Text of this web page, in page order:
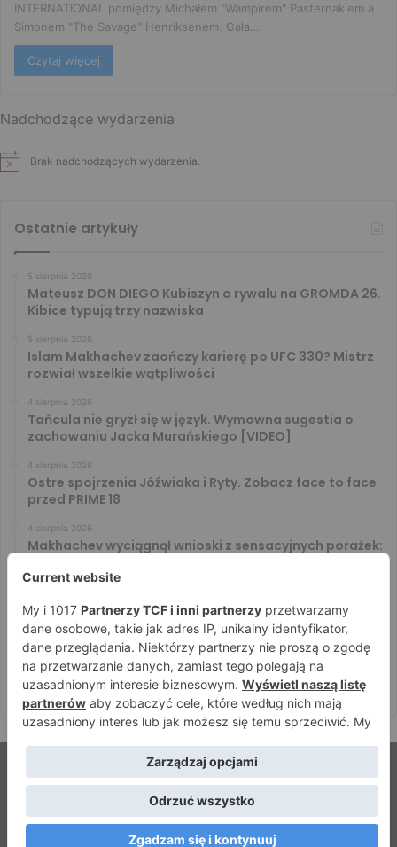
INTERNATIONAL pomiędzy Michałem "Wampirem" Pasternakiem a
Simonem "The Savage" Henriksenem. Gala…
Czytaj więcej
Nadchodzące wydarzenia
Brak nadchodzących wydarzenia.
Ostatnie artykuły
5 sierpnia 2026
Mateusz DON DIEGO Kubiszyn o rywalu na GROMDA 26.
Kibice typują trzy nazwiska
5 sierpnia 2026
Islam Makhachev zaończy karierę po UFC 330? Mistrz
rozwiał wszelkie wątpliwości
4 sierpnia 2026
Tańcula nie gryzł się w język. Wymowna sugestia o
zachowaniu Jacka Murańskiego [VIDEO]
4 sierpnia 2026
Ostre spojrzenia Jóźwiaka i Ryty. Zobacz face to face
przed PRIME 18
4 sierpnia 2026
Makhachev wyciągnął wnioski z sensacyjnych porażek:
Murański i Tańcula znów na kursie kolizyjnym. Gorąco
zrobiło się za kulisami konferencji
4 sierpnia 2026
Makhachev nie zamierza kalkulować: Od pierwszego
sprowadzenia będę szukał skończenia”
Home
Redakcja Kontakt